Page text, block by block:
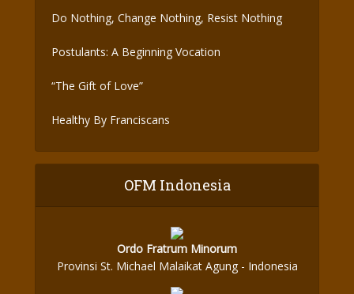
Do Nothing, Change Nothing, Resist Nothing
Postulants: A Beginning Vocation
“The Gift of Love”
Healthy By Franciscans
OFM Indonesia
Ordo Fratrum Minorum
Provinsi St. Michael Malaikat Agung - Indonesia